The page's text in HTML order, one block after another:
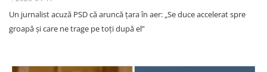
Un jurnalist acuză PSD că aruncă țara în aer: „Se duce accelerat spre
groapă și care ne trage pe toți după el”